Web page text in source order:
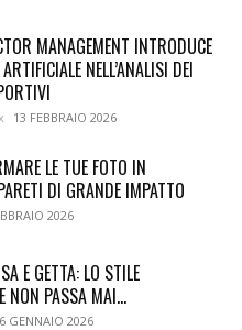
MANAGEMENT INTRODUCE
NELL’ANALISI DEI
13 FEBBRAIO 2026
LE TUE FOTO IN
DI GRANDE IMPATTO
2026
E GETTA: LO STILE
NON PASSA MAI...
GENNAIO 2026